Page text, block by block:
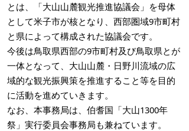
とは、「大山山麓観光推進協議会」を母体
として米子市が核となり、西部圏域9市町村
と県によって構成された協議会です。
今後は鳥取県西部の9市町村及び鳥取県とが
一体となって、大山山麓・日野川流域の広
域的な観光振興策を推進すること等を目的
に活動を進めていきます。
なお、本事務局は、伯耆国「大山1300年
祭」実行委員会事務局も兼ねています。